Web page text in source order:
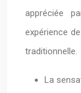
appréciée
expérience
traditionnelle.
La